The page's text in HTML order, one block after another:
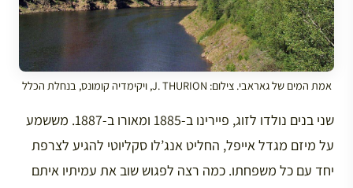
אמת המים של גאראבי. צילום: J. THURION, ויקימדיה קומונס, בנחלת הכלל
שני בנים נולדו לזוג, פיירינו ב-1885 ומאורו ב-1887. מששמע
על מיזם מגדל אייפל, החליט אנג’לו סקליוטי להגיע לצרפת
יחד עם כל משפחתו. כמה רצה לפגוש שוב את עמיתיו איתם